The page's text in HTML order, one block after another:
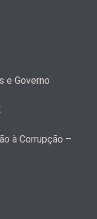
e Governo
à Corrupção –